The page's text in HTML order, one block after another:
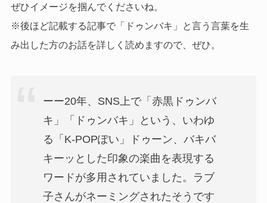
ぜひイメージを掴んでくださいね。
※後ほど記載する記事で「ドゥンバキ」と言う言葉を生
み出した方のお話を詳しく読めますので、ぜひ。
ーー20年、SNS上で「赤黒ドゥンバ
キ」「ドゥンバキ」という、いわゆ
る「K-POPぽい」ドゥーン、バキバ
キーッとした印象の楽曲を表現する
ワードが多用されていました。ラブ
子さんがネーミングされたそうです